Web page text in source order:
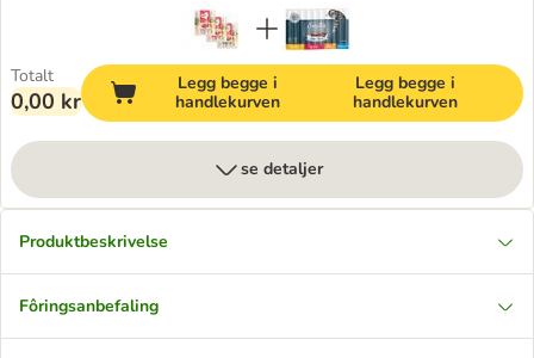
Totalt
0,00 kr
Legg begge i
handlekurven
Legg begge i
handlekurven
se detaljer
Produktbeskrivelse
Fôringsanbefaling